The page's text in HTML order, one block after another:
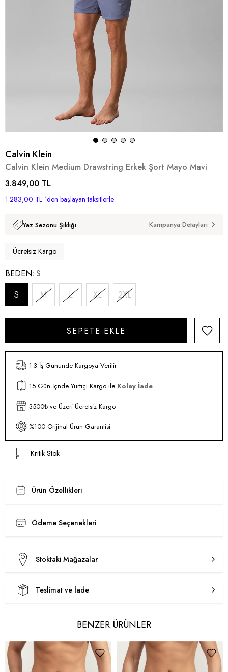
Calvin Klein
Calvin Klein Medium Drawstring Erkek Şort Mayo Mavi
3.849,00 TL
1.283,00 TL `den başlayan taksitlerle
Yaz Sezonu Şıklığı Kampanya Detayları
Ücretsiz Kargo
BEDEN S
S
M L XL 2XL
1-3 İş Gününde Kargoya Verilir
15 Gün İçnde Yurtiçi Kargo ile Kolay İade
3500₺ ve Üzeri Ücretsiz Kargo
%100 Orijinal Ürün Garantisi
Kritik Stok
Ürün Özellikleri
Ödeme Seçenekleri
Stoktaki Mağazalar
Teslimat ve İade
BENZER ÜRÜNLER